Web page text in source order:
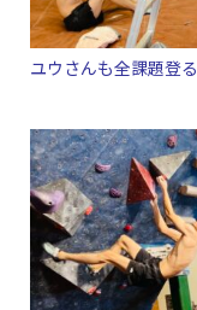
ユウさんも全課題登る